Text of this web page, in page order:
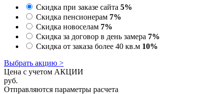
Скидка при заказе сайта 5%
Скидка пенсионерам 7%
Скидка новоселам 7%
Скидка за договор в день замера 7%
Скидка от заказа более 40 кв.м 10%
Выбрать акцию >
Цена с учетом АКЦИИ
руб.
Отправляются параметры расчета